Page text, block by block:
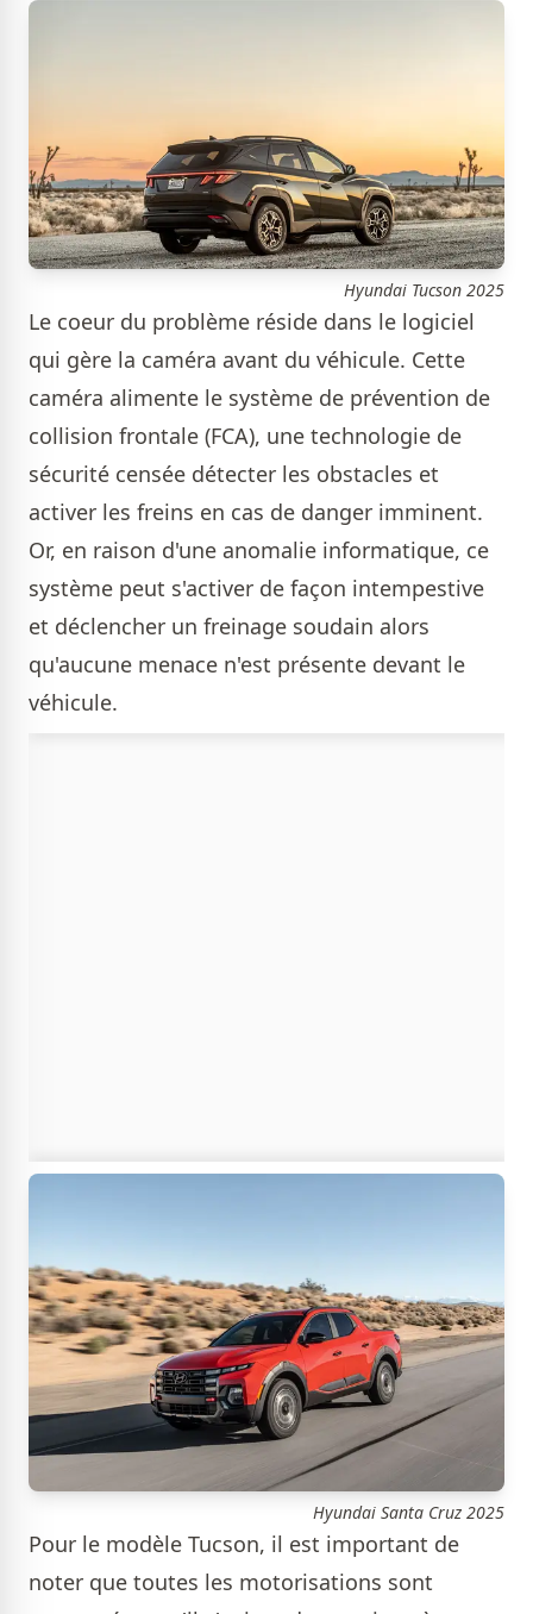
Hyundai Tucson 2025
Le coeur du problème réside dans le logiciel
qui gère la caméra avant du véhicule. Cette
caméra alimente le système de prévention de
collision frontale (FCA), une technologie de
sécurité censée détecter les obstacles et
activer les freins en cas de danger imminent.
Or, en raison d'une anomalie informatique, ce
système peut s'activer de façon intempestive
et déclencher un freinage soudain alors
qu'aucune menace n'est présente devant le
véhicule.
Hyundai Santa Cruz 2025
Pour le modèle Tucson, il est important de
noter que toutes les motorisations sont